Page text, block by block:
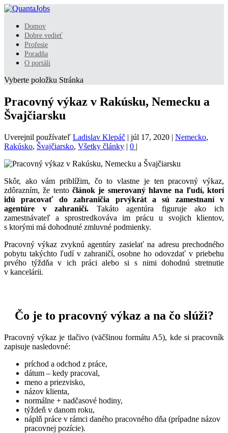
Domov
Dobre vedieť
Profesie
Poradňa
O portáli
Vyberte položku Stránka
Pracovný výkaz v Rakúsku, Nemecku a
Švajčiarsku
Uverejnil používateľ Ladislav Klepáč | júl 17, 2020 | Nemecko,
Rakúsko, Švajčiarsko, Všetky články | 0 |
Skôr, ako vám priblížim, čo to vlastne je ten pracovný výkaz,
zdôrazním, že tento článok je smerovaný hlavne na ľudí, ktorí
idú pracovať do zahraničia prvýkrát a sú zamestnaní v
agentúre v zahraničí. Takáto agentúra figuruje ako ich
zamestnávateľ a sprostredkováva im prácu u svojich klientov,
s ktorými má dohodnuté zmluvné podmienky.
Pracovný výkaz zvyknú agentúry zasielať na adresu prechodného
pobytu takýchto ľudí v zahraničí, osobne ho odovzdať v priebehu
prvého týždňa v ich práci alebo si s nimi dohodnú stretnutie
v kancelárii.
Čo je to pracovný výkaz a na čo slúži?
Pracovný výkaz je tlačivo (väčšinou formátu A5), kde si pracovník
zapisuje nasledovné:
príchod a odchod z práce,
dátum – kedy pracoval,
meno a priezvisko,
názov klienta,
normálne + nadčasové hodiny,
týždeň v danom roku,
náplň práce v rámci daného pracovného dňa (prípadne názov
pracovnej pozície).